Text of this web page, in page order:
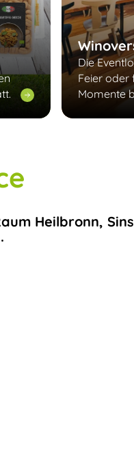
Die
Feier oder für besondere
Momente
Heilbronn,